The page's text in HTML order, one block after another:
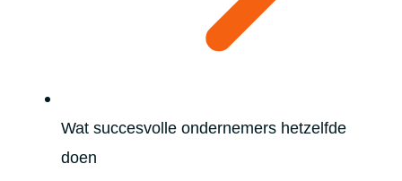
Wat succesvolle ondernemers hetzelfde
doen